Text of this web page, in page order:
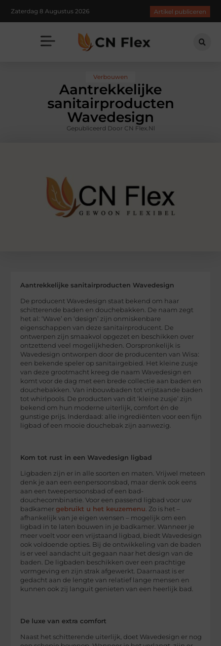
Zaterdag 8 Augustus 2026 Artikel publiceren
Verbouwen
Aantrekkelijke
sanitairproducten
Wavedesign
Gepubliceerd Door CN Flex.nl
Aantrekkelijke sanitairproducten Wavedesign
De producent Wavedesign staat bekend om haar
schitterende baden en douchebakken. De naam zegt
het al: ‘Wave’ en ‘design’ zijn onmiskenbare
eigenschappen van deze sanitairproducent. De
ontwerpen zijn smaakvol opgezet en beschikken over
ontzettend veel mogelijkheden. Oorspronkelijk is
Wavedesign ontworpen door de producenten van Wisa:
een bekende speler op sanitairgebied. Het kleine zusje
van deze grootmacht kreeg de naam Wavedesign en
komt voor de dag met een brede collectie aan baden en
douchebakken. Van inbouwbaden tot vrijstaande baden
tot whirlpools. De producten van dit ‘kleine zusje’ zijn
bekend om hun moderne uiterlijk, comfort én de
gunstige prijs. Inderdaad: alle ingrediënten voor een fijn
ligbad of een mooie douchebak zijn aanwezig.
Kom tot rust in een Wavedesign ligbad
Ligbaden zijn er in alle soorten en maten. Vrijwel meteen
denk je aan een eenpersoonsbad, maar denk ook eens
aan een tweepersoonsbad of een bad-
douchecombinatie. Voor een passend ligbad voor uw
badkamergebruikt u het keuzemenu. Zo is het –
afhankelijk van je eigen wensen – mogelijk om een
ligbad in te laten bouwen in je badkamer. Wanneer je
meer voelt voor een vrijstaand ligbad, biedt Wavedesign
ook voldoende opties. Bij de ontwikkeling van de baden
is er veel aandacht uit gegaan naar het design van de
baden. De ligbaden beschikken over een prachtige
vormgeving en zijn strak afgewerkt. Daarnaast is er
gedacht aan de lengte van relatief lange mensen en
kunnen ook zij languit genieten van een heerlijk bad.
De luxe van extra comfort
Naast het schitterende uiterlijk, doet Wavedesign er nog